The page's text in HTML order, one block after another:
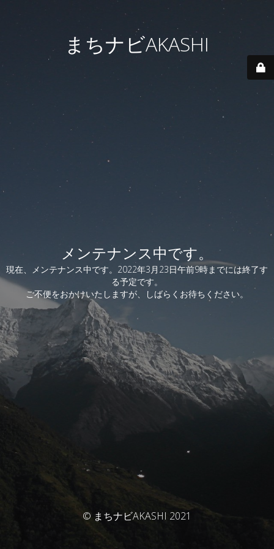
まちナビAKASHI
メンテナンス中です。
現在、メンテナンス中です。2022年3月23日午前9時までには終了す
る予定です。
ご不便をおかけいたしますが、しばらくお待ちください。
© まちナビAKASHI 2021